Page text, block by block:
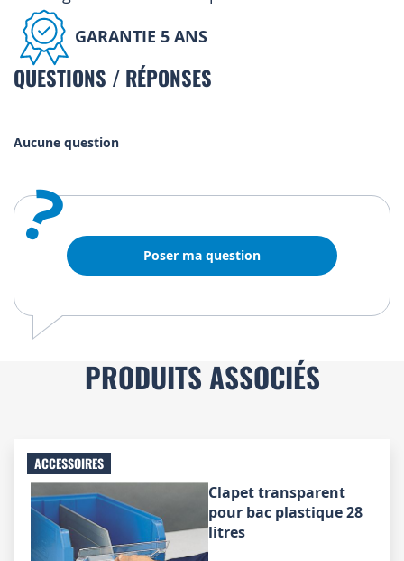
GARANTIE 5 ANS
QUESTIONS / RÉPONSES
Aucune question
? Poser ma question
PRODUITS ASSOCIÉS
ACCESSOIRES
Clapet transparent
pour bac plastique 28
litres